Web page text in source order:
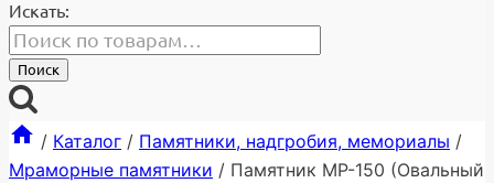
Искать:
Поиск
/ Каталог / Памятники, надгробия, мемориалы /
Мраморные памятники / Памятник МР-150 (Овальный